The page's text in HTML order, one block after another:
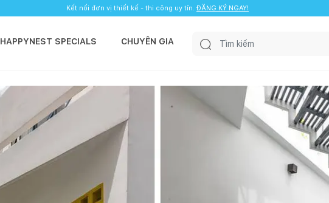
Kết nối đơn vị thiết kế - thi công uy tín. ĐĂNG KÝ NGAY!
HAPPYNEST SPECIALS CHUYÊN GIA